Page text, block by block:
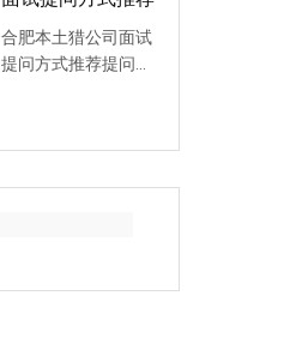
合肥本土猎公司面试
提问方式推荐提问内